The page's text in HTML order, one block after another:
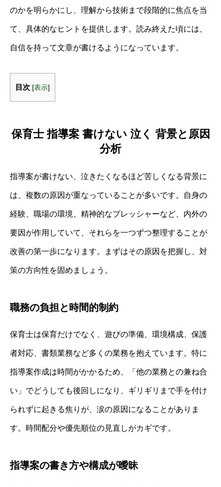
のかを明らかにし、理解から技術まで段階的に焦点を当
て、具体的なヒントを提供します。読み終えた頃には、
自信を持って文章が書けるようになっています。
目次 [表示]
保育士 指導案 書けない 泣く 背景と原因
分析
指導案が書けない、泣きたくなるほど苦しくなる背景に
は、複数の原因が重なっていることが多いです。自身の
経験、職場の環境、精神的なプレッシャーなど、内外の
要因が作用していて、それらを一つずつ整理することが
改善の第一歩になります。まずはその原因を把握し、対
策の方向性を固めましょう。
職務の負担と時間的制約
保育士は保育だけでなく、遊びの準備、環境構成、保護
者対応、書類業務など多くの業務を抱えています。特に
指導案作成は時間がかかるため、「他の業務との兼ね合
い」でどうしても後回しになり、ギリギリまで手を付け
られずに起きる焦りが、涙の原因になることがありま
す。時間配分や優先順位の見直しがカギです。
指導案の書き方や構成が曖昧